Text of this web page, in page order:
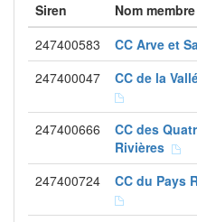
Siren Nom membre
247400583
CC Arve et
247400047 CC de la
247400666
CC des
Rivières
247400724 CC du Pays